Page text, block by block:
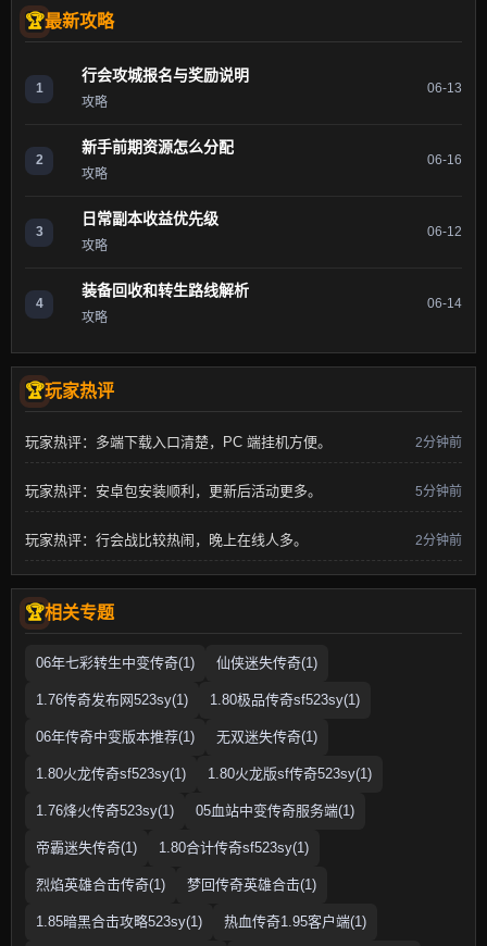
最新攻略
1
行会攻城报名与奖励说明
攻略
06-13
2
新手前期资源怎么分配
攻略
06-16
3
日常副本收益优先级
攻略
06-12
4
装备回收和转生路线解析
攻略
06-14
玩家热评
玩家热评：多端下载入口清楚，PC 端挂机方便。 2分钟前
玩家热评：安卓包安装顺利，更新后活动更多。 5分钟前
玩家热评：行会战比较热闹，晚上在线人多。 2分钟前
相关专题
06年七彩转生中变传奇(1) 仙侠迷失传奇(1)
1.76传奇发布网523sy(1) 1.80极品传奇sf523sy(1)
06年传奇中变版本推荐(1) 无双迷失传奇(1)
1.80火龙传奇sf523sy(1) 1.80火龙版sf传奇523sy(1)
1.76烽火传奇523sy(1) 05血站中变传奇服务端(1)
帝霸迷失传奇(1) 1.80合计传奇sf523sy(1)
烈焰英雄合击传奇(1) 梦回传奇英雄合击(1)
1.85暗黑合击攻略523sy(1) 热血传奇1.95客户端(1)